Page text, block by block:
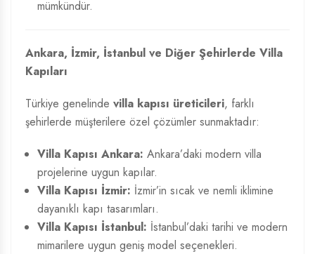
mümkündür.
Ankara, İzmir, İstanbul ve Diğer Şehirlerde Villa
Kapıları
Türkiye genelinde villa kapısı üreticileri, farklı
şehirlerde müşterilere özel çözümler sunmaktadır:
Villa Kapısı Ankara: Ankara’daki modern villa
projelerine uygun kapılar.
Villa Kapısı İzmir: İzmir’in sıcak ve nemli iklimine
dayanıklı kapı tasarımları.
Villa Kapısı İstanbul: İstanbul’daki tarihi ve modern
mimarilere uygun geniş model seçenekleri.